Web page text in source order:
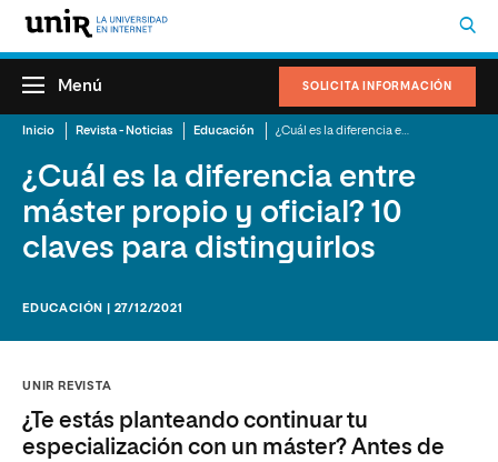
SOLICITA INFORMACIÓN
Menú
Inicio Revista - Noticias Educación
¿Cuál es la diferencia entre
máster propio y oficial? 10
claves para distinguirlos
EDUCACIÓN | 27/12/2021
UNIR REVISTA
¿Te estás planteando continuar tu
especialización con un máster? Antes de